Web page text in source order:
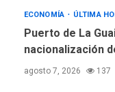
ECONOMÍA ÚLTIMA
Puerto de La
nacionalización
agosto 7, 2026 137